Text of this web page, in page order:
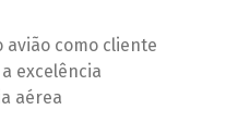
como cliente
excelência
aérea